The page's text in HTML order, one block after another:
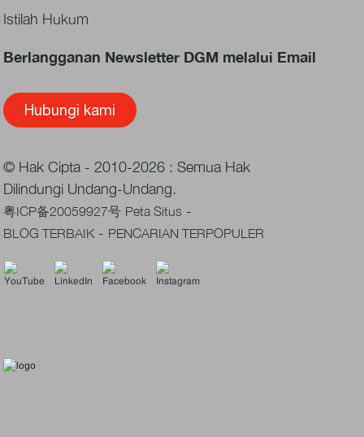
Istilah Hukum
Berlangganan Newsletter DGM melalui Email
Hubungi kami
© Hak Cipta - 2010-2026 : Semua Hak
Dilindungi Undang-Undang.
粤ICP备20059927号 Peta Situs -
BLOG TERBAIK - PENCARIAN TERPOPULER